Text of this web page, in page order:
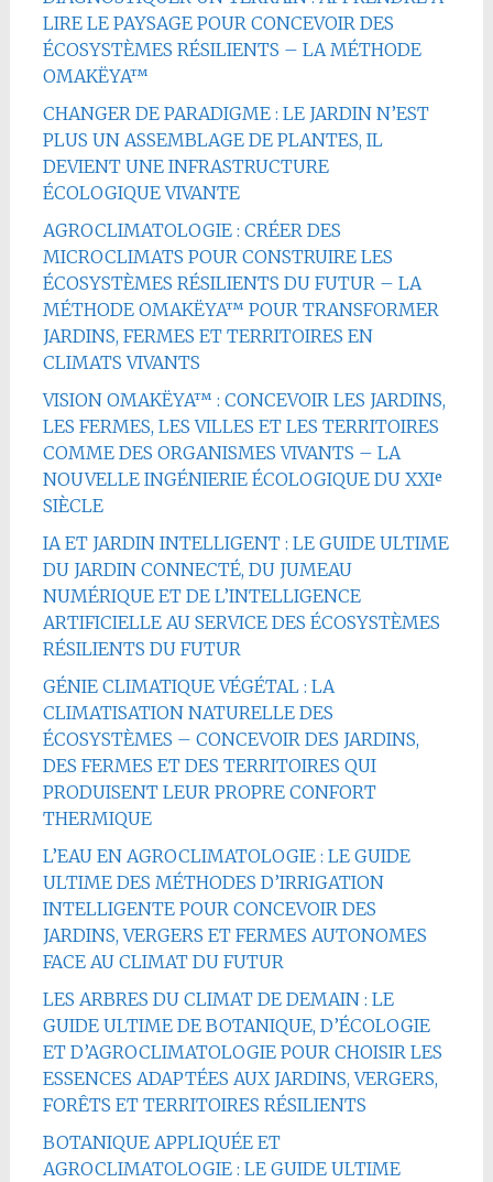
LIRE LE PAYSAGE POUR CONCEVOIR DES
ÉCOSYSTÈMES RÉSILIENTS – LA MÉTHODE
OMAKËYA™
CHANGER DE PARADIGME : LE JARDIN N’EST
PLUS UN ASSEMBLAGE DE PLANTES, IL
DEVIENT UNE INFRASTRUCTURE
ÉCOLOGIQUE VIVANTE
AGROCLIMATOLOGIE : CRÉER DES
MICROCLIMATS POUR CONSTRUIRE LES
ÉCOSYSTÈMES RÉSILIENTS DU FUTUR – LA
MÉTHODE OMAKËYA™ POUR TRANSFORMER
JARDINS, FERMES ET TERRITOIRES EN
CLIMATS VIVANTS
VISION OMAKËYA™ : CONCEVOIR LES JARDINS,
LES FERMES, LES VILLES ET LES TERRITOIRES
COMME DES ORGANISMES VIVANTS – LA
NOUVELLE INGÉNIERIE ÉCOLOGIQUE DU XXIᵉ
SIÈCLE
IA ET JARDIN INTELLIGENT : LE GUIDE ULTIME
DU JARDIN CONNECTÉ, DU JUMEAU
NUMÉRIQUE ET DE L’INTELLIGENCE
ARTIFICIELLE AU SERVICE DES ÉCOSYSTÈMES
RÉSILIENTS DU FUTUR
GÉNIE CLIMATIQUE VÉGÉTAL : LA
CLIMATISATION NATURELLE DES
ÉCOSYSTÈMES – CONCEVOIR DES JARDINS,
DES FERMES ET DES TERRITOIRES QUI
PRODUISENT LEUR PROPRE CONFORT
THERMIQUE
L’EAU EN AGROCLIMATOLOGIE : LE GUIDE
ULTIME DES MÉTHODES D’IRRIGATION
INTELLIGENTE POUR CONCEVOIR DES
JARDINS, VERGERS ET FERMES AUTONOMES
FACE AU CLIMAT DU FUTUR
LES ARBRES DU CLIMAT DE DEMAIN : LE
GUIDE ULTIME DE BOTANIQUE, D’ÉCOLOGIE
ET D’AGROCLIMATOLOGIE POUR CHOISIR LES
ESSENCES ADAPTÉES AUX JARDINS, VERGERS,
FORÊTS ET TERRITOIRES RÉSILIENTS
BOTANIQUE APPLIQUÉE ET
AGROCLIMATOLOGIE : LE GUIDE ULTIME